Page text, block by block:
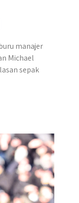
e
manajer
Michael
sepak